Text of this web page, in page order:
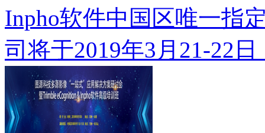
Inpho软件中国区唯一指
司将于2019年3月21-22